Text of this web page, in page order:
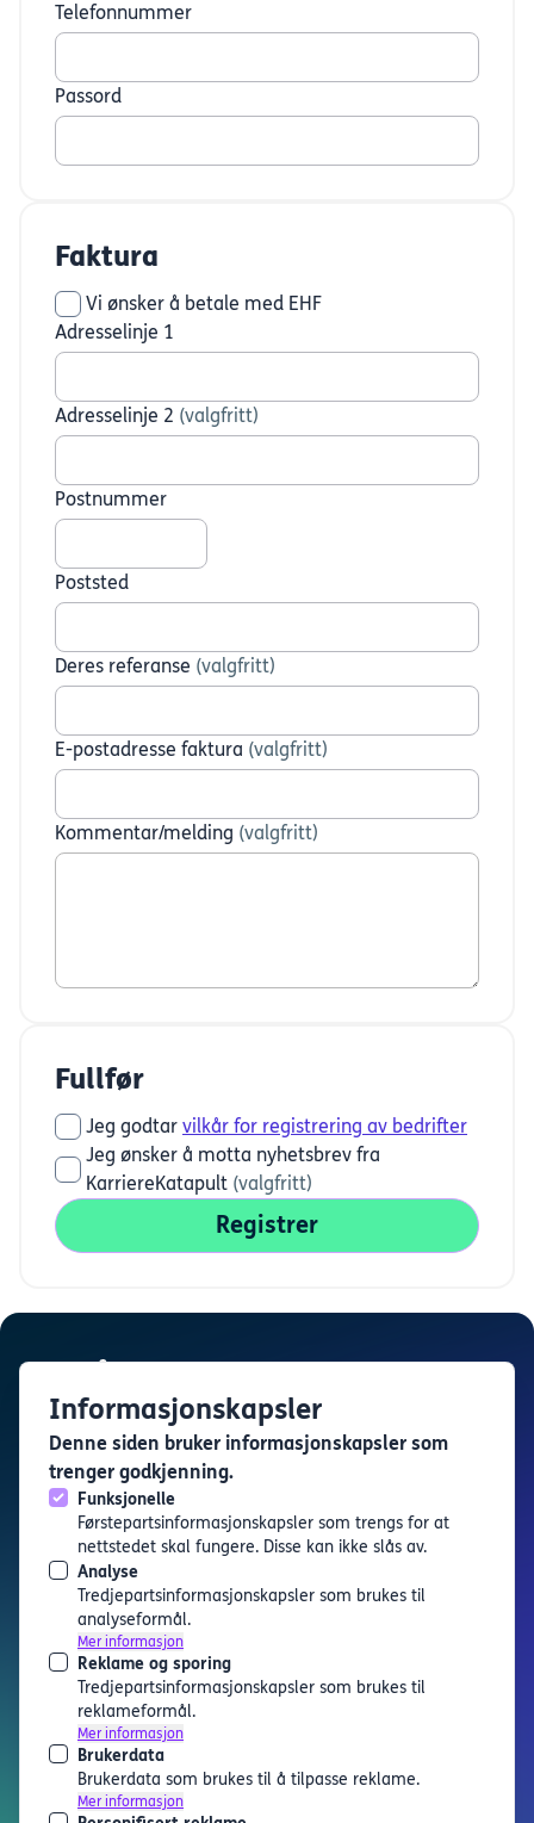
Telefonnummer
Passord
Faktura
Vi ønsker å betale med EHF
Adresselinje 1
Adresselinje 2 (valgfritt)
Postnummer
Poststed
Deres referanse (valgfritt)
E-postadresse faktura (valgfritt)
Kommentar/melding (valgfritt)
Fullfør
Jeg godtar
vilkår for registrering av bedrifter
Jeg ønsker å motta nyhetsbrev fra
KarriereKatapult (valgfritt)
Registrer
Karrierekatapult
Karrierekatapult er en tjeneste levert av
Bergen
Finn arrangement
Artikler
Om oss
Personvern og informasjonskapsler
Tilgjengelighetserklæring
Kontakt
Thormøhlens Gate 51, 5006
Bergen
Telefon: +47 55 58 76 37
E-post:
Informasjonskapsler
Denne siden bruker informasjonskapsler som
trenger godkjenning.
Funksjonelle
Førstepartsinformasjonskapsler som trengs for at
nettstedet skal fungere. Disse kan ikke slås av.
Analyse
Tredjepartsinformasjonskapsler som brukes til
analyseformål.
Mer informasjon
Reklame og sporing
Tredjepartsinformasjonskapsler som brukes til
reklameformål.
Mer informasjon
Brukerdata
Brukerdata som brukes til å tilpasse reklame.
Mer informasjon